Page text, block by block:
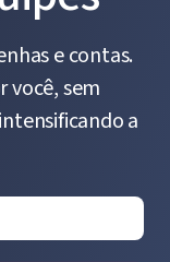
e contas.
você, sem
a